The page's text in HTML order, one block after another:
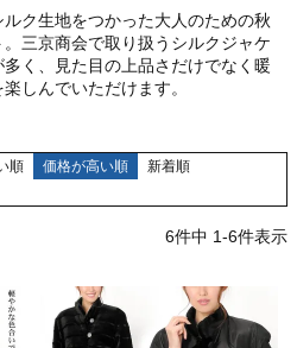
ク生地をつかった大人のための秋
三京商会で取り扱うシルクジャケ
く、見た目の上品さだけでなく暖
しんでいただけます。
順 価格が高い順
新着順
6件中 1-6件表示